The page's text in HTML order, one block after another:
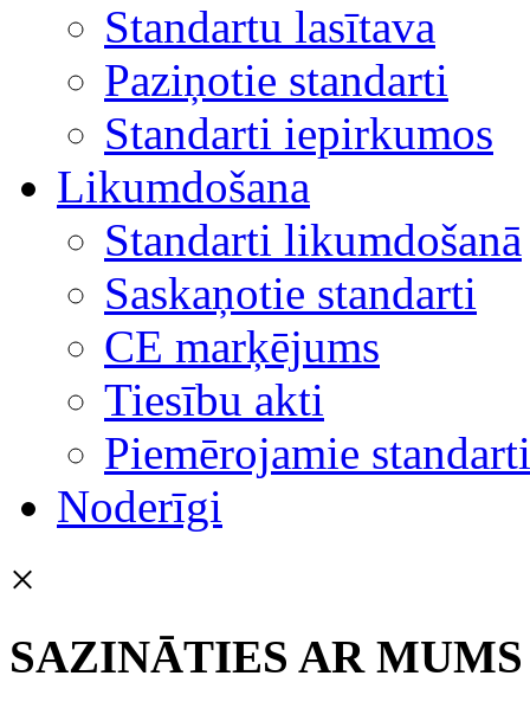
Standartu lasītava
Paziņotie standarti
Standarti iepirkumos
Likumdošana
Standarti likumdošanā
Saskaņotie standarti
CE marķējums
Tiesību akti
Piemērojamie standarti
Noderīgi
×
SAZINĀTIES AR MUMS